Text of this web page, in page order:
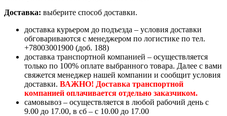
Доставка: выберите способ доставки.
доставка курьером до подъезда – условия доставки
обговариваются с менеджером по логистике по тел.
+78003001900 (доб. 188)
доставка транспортной компанией – осуществляется
только по 100% оплате выбранного товара. Далее с вами
свяжется менеджер нашей компании и сообщит условия
доставки. ВАЖНО! Доставка транспортной
компанией оплачивается отдельно заказчиком.
самовывоз – осуществляется в любой рабочий день с
9.00 до 17.00, в сб – с 10.00 до 17.00